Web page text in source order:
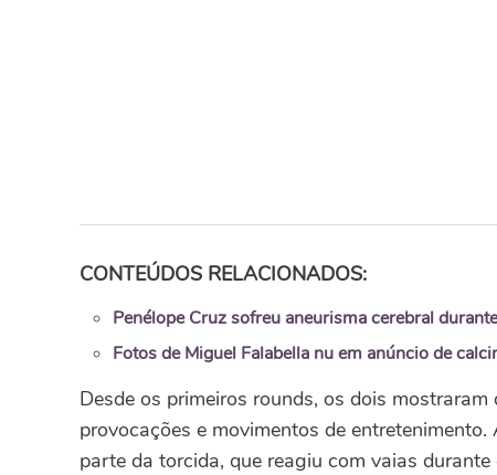
CONTEÚDOS RELACIONADOS:
Penélope Cruz sofreu aneurisma cerebral
Fotos de Miguel Falabella nu em anúncio de
Desde os primeiros rounds, os dois
provocações e movimentos de
parte da torcida, que reagiu com vaias